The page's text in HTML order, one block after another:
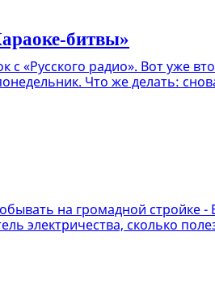
битвы»
«Русского радио». Вот уже
Что же делать:
на громадной стройке
электричества, сколько